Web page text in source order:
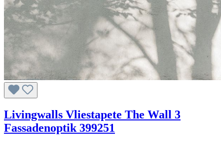
Livingwalls Vliestapete The Wall 3
Fassadenoptik 399251